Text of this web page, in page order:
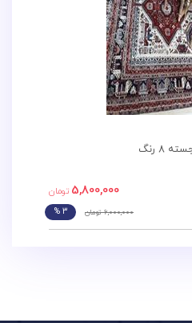
6,000,000 تومان 3
5,800,000 تومان